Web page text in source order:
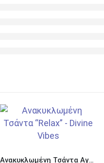
Ανακυκλωμένη Τσάντα Αγορών με Επίπεδο Πάτο “Relax Nothing is Under Control”